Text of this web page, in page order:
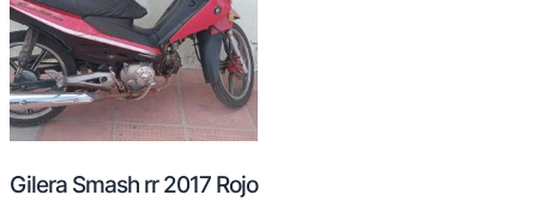
Gilera Smash rr 2017 Rojo